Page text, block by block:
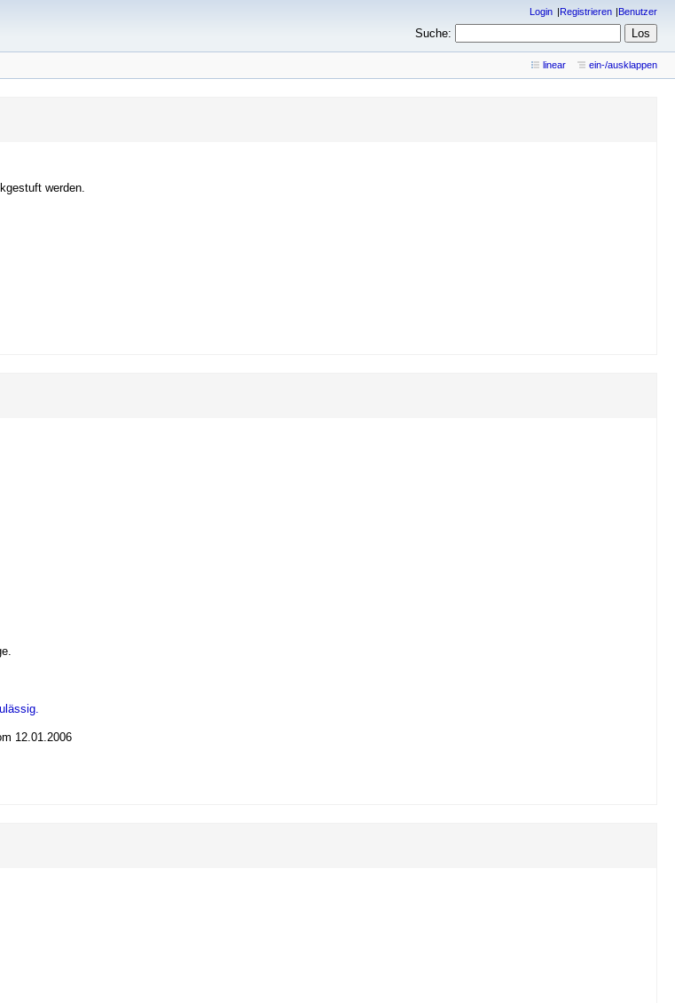
Login Registrieren Benutzer
Suche:
linear ein-/ausklappen
werden.
12.01.2006